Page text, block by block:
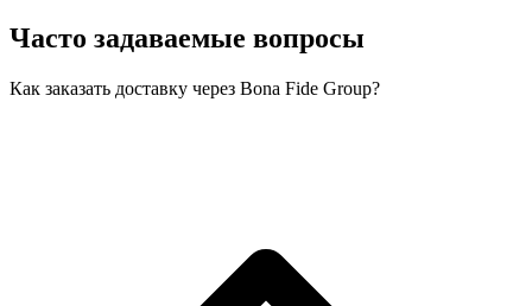
Часто задаваемые вопросы
Как заказать доставку через Bona Fide Group?